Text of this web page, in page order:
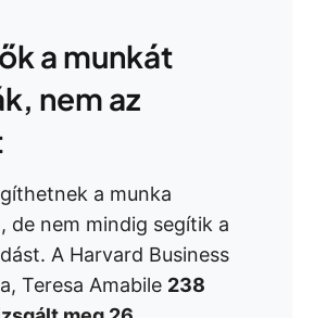
a munkát
nem az
a munka
de nem mindig segítik a
A Harvard Business
Teresa Amabile 238